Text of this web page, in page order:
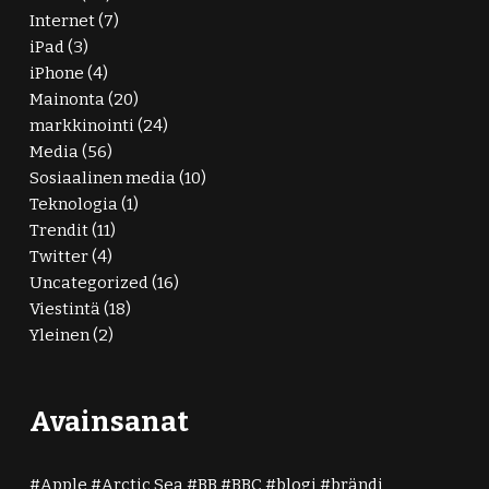
Internet(7)
iPad(3)
iPhone (4)
Mainonta(20)
markkinointi(24)
Media(56)
Sosiaalinen media(10)
Teknologia(1)
Trendit(11)
Twitter(4)
Uncategorized(16)
Viestintä(18)
Yleinen(2)
Avainsanat
Apple Arctic Sea BB BBC blogi brändi